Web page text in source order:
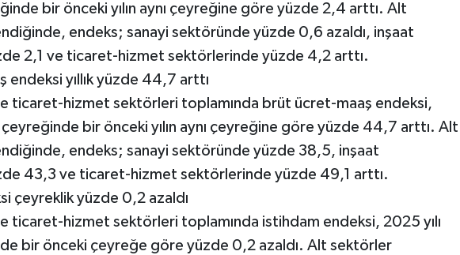
bir önceki yılın aynı çeyreğine göre yüzde 2,4 arttı. Alt
endeks; sanayi sektöründe yüzde 0,6 azaldı, inşaat
2,1 ve ticaret-hizmet sektörlerinde yüzde 4,2 arttı.
endeksi yıllık yüzde 44,7 arttı
ticaret-hizmet sektörleri toplamında brüt ücret-maaş endeksi,
çeyreğinde bir önceki yılın aynı çeyreğine göre yüzde 44,7 arttı. Alt
endeks; sanayi sektöründe yüzde 38,5, inşaat
43,3 ve ticaret-hizmet sektörlerinde yüzde 49,1 arttı.
çeyreklik yüzde 0,2 azaldı
ticaret-hizmet sektörleri toplamında istihdam endeksi, 2025 yılı
bir önceki çeyreğe göre yüzde 0,2 azaldı. Alt sektörler